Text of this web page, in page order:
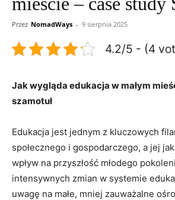
Przez NomadWays - 9 sierpnia 2025
4.2/5 - (4
Jak wygląda edukacja w małym
szamotuł
Edukacja jest jednym z kluczowych
społecznego i gospodarczego, a jej
wpływ na przyszłość młodego
intensywnych zmian w systemie
uwagę na małe, mniej zauważalne